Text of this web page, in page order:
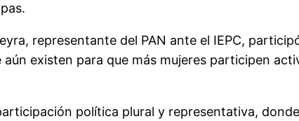
representante del PAN ante el IEPC,
existen para que más mujeres participen
política plural y representativa,